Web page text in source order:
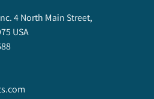
4 North Main Street,
USA